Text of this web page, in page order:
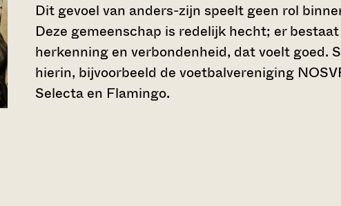
Dit gevoel van anders-zijn speelt geen rol
Deze gemeenschap is redelijk hecht; er
herkenning en verbondenheid, dat voelt goed.
hierin, bijvoorbeeld de voetbalvereniging
Selecta en Flamingo.